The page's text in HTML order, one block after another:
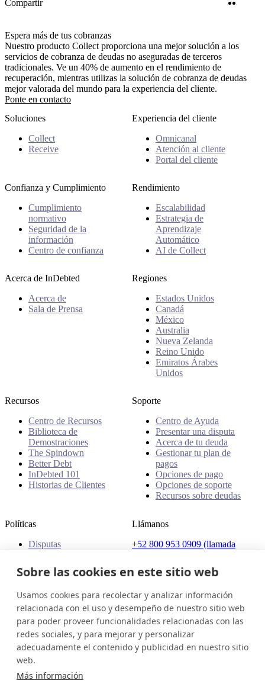
Compartir
Espera más de tus cobranzas
Nuestro producto Collect proporciona una mejor solución a los
servicios de cobranza de deudas no aseguradas de terceros
tradicionales. Ve un 40% de aumento en el rendimiento de
recuperación, mientras utilizas la solución de cobranza de deudas
mejor valorada del mundo para la experiencia del cliente.
Ponte en contacto
Soluciones
Collect
Receive
Experiencia del cliente
Omnicanal
Atención al cliente
Portal del cliente
Confianza y Cumplimiento
Cumplimiento
normativo
Seguridad de la
información
Centro de confianza
Rendimiento
Escalabilidad
Estrategia de
Aprendizaje
Automático
AI de Collect
Acerca de InDebted
Acerca de
Sala de Prensa
Regiones
Estados Unidos
Canadá
México
Australia
Nueva Zelanda
Reino Unido
Emiratos Árabes
Unidos
Recursos
Centro de Recursos
Biblioteca de
Demostraciones
The Spindown
Better Debt
InDebted 101
Historias de Clientes
Soporte
Centro de Ayuda
Presentar una disputa
Acerca de tu deuda
Gestionar tu plan de
pagos
Opciones de pago
Opciones de soporte
Recursos sobre deudas
Políticas
Disputas
Políticas
Llámanos
+52 800 953 0909 (llamada
Dirección
Av. Presidente Masaryk 111,
Col. Polanco, Del.Miguel
Hidalgo, C.P. 11560, Ciudad
de México, México
México (Español)
Ponte en contacto
Sobre las cookies en este sitio web
Usamos cookies para recolectar y analizar información
relacionada con el uso y desempeño de nuestro sitio web
para poder proveer funcionalidades relacionadas con las
redes sociales, y para mejorar y personalizar
adecuadamente el contenido y publicidad en nuestro sitio
web.
Más información